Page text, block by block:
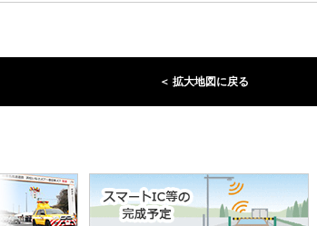
＜ 拡大地図に戻る